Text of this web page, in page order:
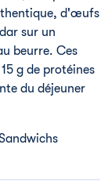
d'œufs
sur un
beurre. Ces
g de protéines
du déjeuner